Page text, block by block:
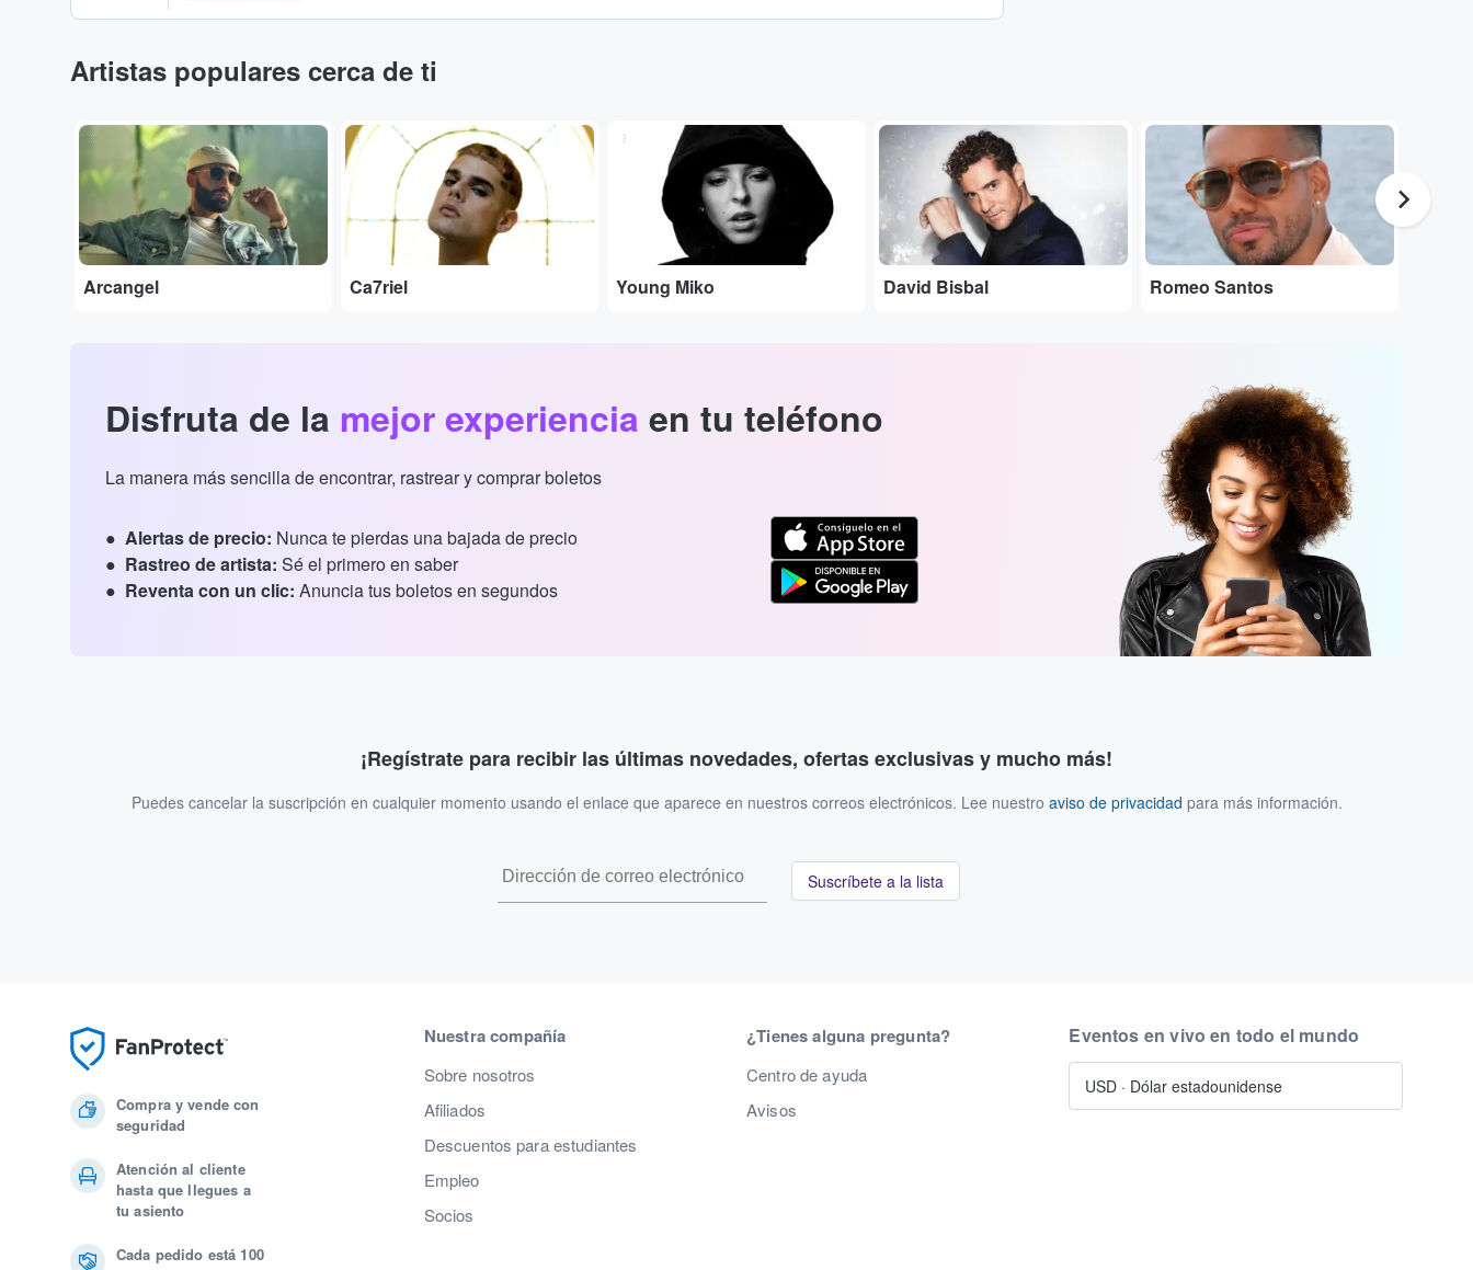
Artistas populares cerca de ti
...
Arcangel
...
Ca7riel
...
Young Miko
...
David Bisbal Romeo Santos
Disfruta de la mejor experiencia en tu teléfono
La manera más sencilla de encontrar, rastrear y comprar boletos
Alertas de precio: Nunca te pierdas una bajada de precio
Rastreo de artista: Sé el primero en saber
Reventa con un clic: Anuncia tus boletos en segundos
¡Regístrate para recibir las últimas novedades, ofertas exclusivas y mucho más!
Puedes cancelar la suscripción en cualquier momento usando el enlace que aparece en nuestros correos electrónicos. Lee nuestro aviso de privacidad para más información.
Suscríbete a la lista
Compra y vende con
seguridad
Atención al cliente
hasta que llegues a
tu asiento
Cada pedido está 100
Nuestra compañía
Sobre nosotros
Afiliados
Descuentos para estudiantes
Empleo
Socios
¿Tienes alguna pregunta?
Centro de ayuda
Avisos
Eventos en vivo en todo el mundo
USD · Dólar estadounidense